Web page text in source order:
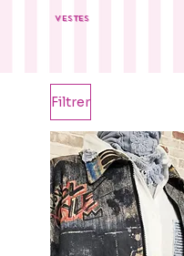
VESTES
Filtrer